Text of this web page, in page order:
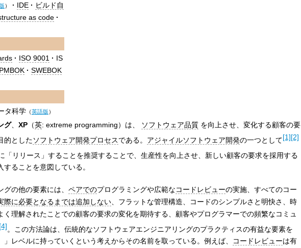
） IDE
ビルド自
as code
ISO 9001
IS
PMBOK
SWEBOK
タ科学（英語版）
グ、 XP（英: extreme programming）は、 ソフトウェア品質を向上させ、変化する顧客の要
的としたソフトウェア開発プロセスである。 アジャイルソフトウェア開発の一つとして[1][2]
「リリース」することを推奨することで、生産性を向上させ、新しい顧客の要求を採用する
ることを意図している。
の他の要素には、 ペアでのプログラミングや広範なコードレビューの実施、すべてのコー
際に必要となるまでは追加しない、フラットな管理構造、コードのシンプルさと明快さ、時
理解されたことでの顧客の要求の変化を期待する、顧客やプログラマーでの頻繁なコミュ
[4]。この方法論は、伝統的なソフトウェアエンジニアリングのプラクティスの有益な要素を
」レベルに持っていくという考えからその名前を取っている。例えば、
コードレビューは有